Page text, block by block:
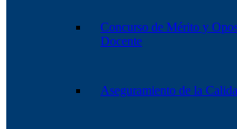
Concurso de Mérito y
Docente
Aseguramiento de la